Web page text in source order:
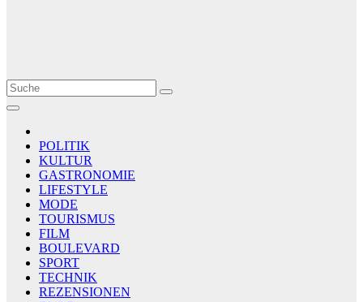
Le Matin
AGENCE DE PRESSE
POLITIK
KULTUR
GASTRONOMIE
LIFESTYLE
MODE
TOURISMUS
FILM
BOULEVARD
SPORT
TECHNIK
REZENSIONEN